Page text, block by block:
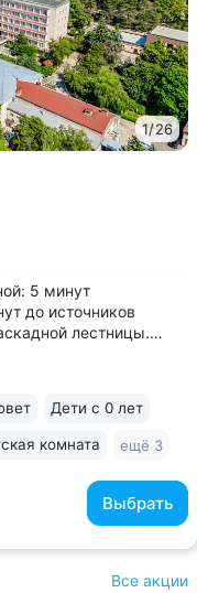
1/26
5 минут
до источников
лестницы.
водой: вода
Выбрать
Дети с 0 лет
комната ещё 3
Все акции